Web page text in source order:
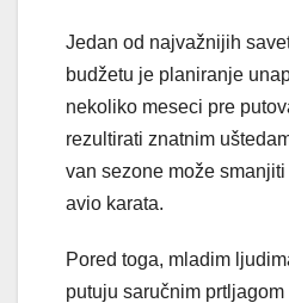
Jedan od najvažnijih
budžetu je planiranje
nekoliko meseci pre
rezultirati znatnim
van sezone može
avio karata.
Pored toga, mladim
putuju saručnim